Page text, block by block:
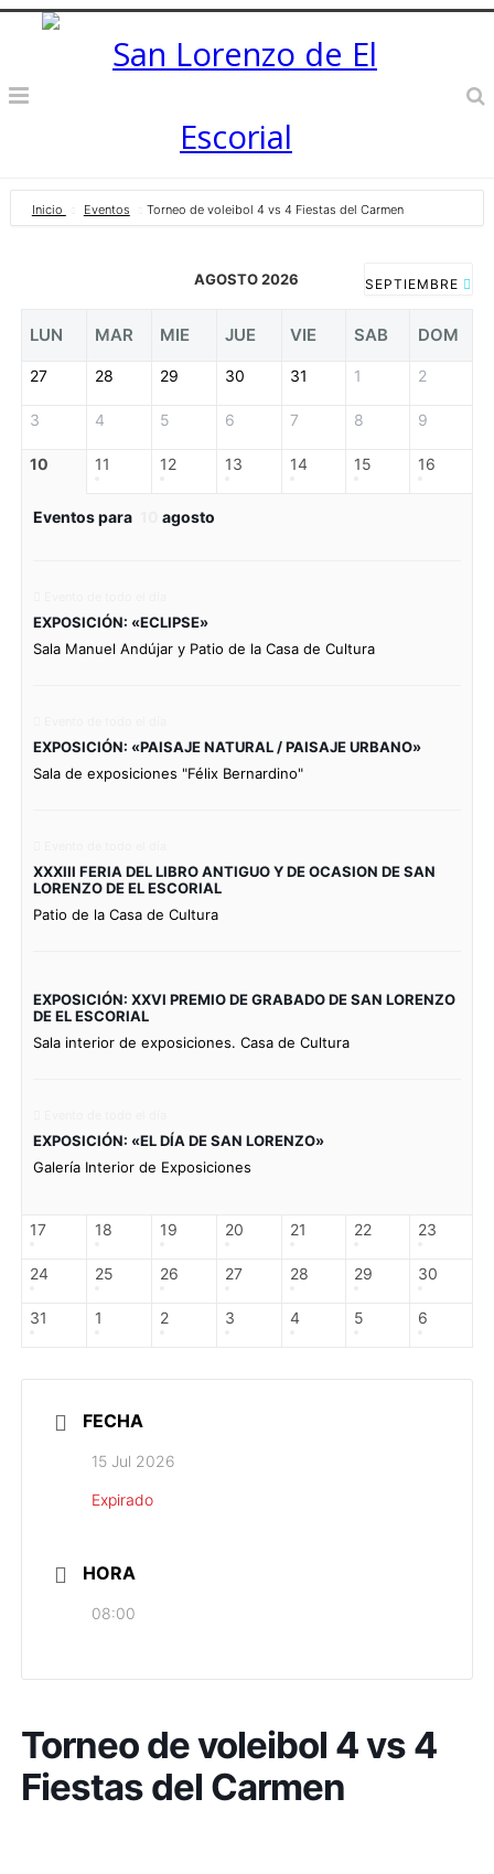
Inicio Eventos Torneo de voleibol 4 vs 4 Fiestas del Carmen
AGOSTO 2026 SEPTIEMBRE
LUN MAR MIE JUE VIE SAB DOM
27 28 29 30 31 1 2
3 4 5 6 7 8 9
10 11 12 13 14 15 16
Eventos para agosto
EXPOSICIÓN: «ECLIPSE»
Sala Manuel Andújar y Patio de la Casa de Cultura
EXPOSICIÓN: «PAISAJE NATURAL / PAISAJE URBANO»
Sala de exposiciones "Félix Bernardino"
XXXIII FERIA DEL LIBRO ANTIGUO Y DE OCASION DE SAN
LORENZO DE EL ESCORIAL
Patio de la Casa de Cultura
EXPOSICIÓN: XXVI PREMIO DE GRABADO DE SAN LORENZO
DE EL ESCORIAL
Sala interior de exposiciones. Casa de Cultura
EXPOSICIÓN: «EL DÍA DE SAN LORENZO»
Galería Interior de Exposiciones
17 18 19 20 21 22 23
24 25 26 27 28 29 30
31 1 2 3 4 5 6
FECHA
15 Jul 2026
Expirado
HORA
08:00
Torneo de voleibol 4 vs 4
Fiestas del Carmen